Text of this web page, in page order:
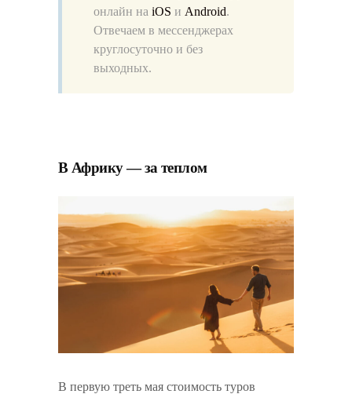
онлайн на iOS и Android.
Отвечаем в меcсенджерах
круглосуточно и без
выходных.
В Африку — за теплом
В первую треть мая стоимость туров